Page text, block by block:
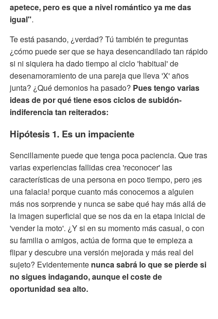
apetece, pero es que a nivel romántico ya me das
igual".
Te está pasando, ¿verdad? Tú también te preguntas
¿cómo puede ser que se haya desencandilado tan rápido
si ni siquiera ha dado tiempo al ciclo 'habitual' de
desenamoramiento de una pareja que lleva 'X' años
junta? ¿Qué demonios ha pasado? Pues tengo varias
ideas de por qué tiene esos ciclos de subidón-
indiferencia tan reiterados:
Hipótesis 1. Es un impaciente
Sencillamente puede que tenga poca paciencia. Que tras
varias experiencias fallidas crea 'reconocer' las
características de una persona en poco tiempo, pero ¡es
una falacia! porque cuanto más conocemos a alguien
más nos sorprende y nunca se sabe qué hay más allá de
la imagen superficial que se nos da en la etapa inicial de
'vender la moto'. ¿Y si en su momento más casual, o con
su familia o amigos, actúa de forma que te empieza a
flipar y descubre una versión mejorada y más real del
sujeto? Evidentemente nunca sabrá lo que se pierde si
no sigues indagando, aunque el coste de
oportunidad sea alto.